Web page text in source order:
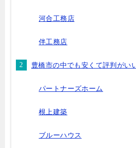
河合工務店
伴工務店
豊橋市の中でも安くて評判がい
パートナーズホーム
根上建築
ブルーハウス